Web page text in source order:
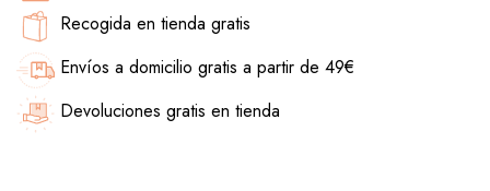
Recogida en tienda gratis
Envíos a domicilio gratis a partir de 49€
Devoluciones gratis en tienda